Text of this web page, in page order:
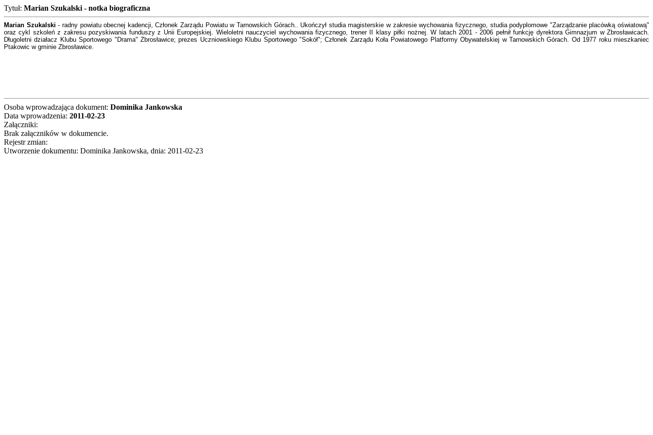
Tytuł: Marian Szukalski - notka biograficzna
Marian Szukalski - radny powiatu obecnej kadencji, Członek Zarządu Powiatu w Tarnowskich Górach.. Ukończył studia magisterskie w zakresie wychowania fizycznego, studia podyplomowe "Zarządzanie placówką oświatową"
oraz cykl szkoleń z zakresu pozyskiwania funduszy z Unii Europejskiej. Wieloletni nauczyciel wychowania fizycznego, trener II klasy piłki nożnej. W latach 2001 - 2006 pełnił funkcję dyrektora Gimnazjum w Zbrosławicach.
Długoletni działacz Klubu Sportowego "Drama" Zbrosławice; prezes Uczniowskiego Klubu Sportowego "Sokół"; Członek Zarządu Koła Powiatowego Platformy Obywatelskiej w Tarnowskich Górach. Od 1977 roku mieszkaniec
Ptakowic w gminie Zbrosławice.
Osoba wprowadzająca dokument: Dominika Jankowska
Data wprowadzenia: 2011-02-23
Załączniki:
Brak załączników w dokumencie.
Rejestr zmian:
Utworzenie dokumentu: Dominika Jankowska, dnia: 2011-02-23